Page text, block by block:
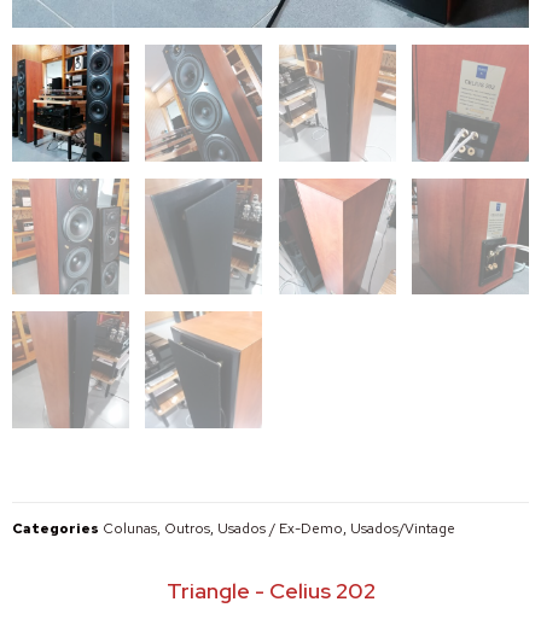
Categories Colunas, Outros, Usados / Ex-Demo, Usados/Vintage
Triangle - Celius 202